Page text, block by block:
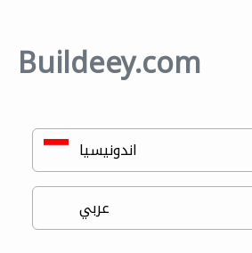
Buildeey.com